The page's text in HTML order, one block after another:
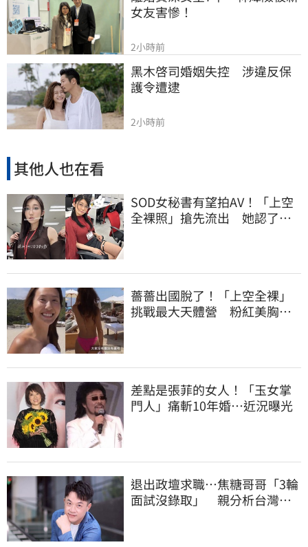
女友害慘！
2小時前
黑木啓司婚姻失控　涉違反保
護令遭逮
2小時前
其他人也在看
SOD女秘書有望拍AV！「上空
全裸照」搶先流出 她認了：
薔薔出國脫了！「上空全裸」
挑戰最大天體營 粉紅美胸被
差點是張菲的女人！「玉女掌
門人」痛斬10年婚…近況曝光
退出政壇求職…焦糖哥哥「3輪
面試沒錄取」 親分析台灣職